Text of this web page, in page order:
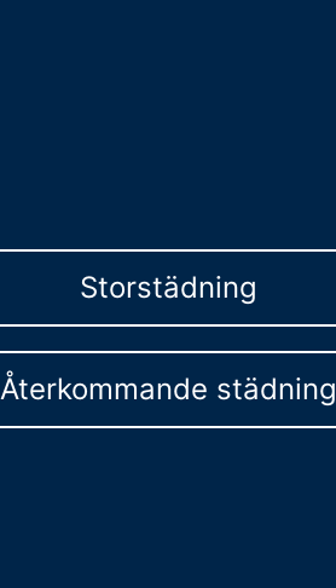
Storstädning
Återkommande städning